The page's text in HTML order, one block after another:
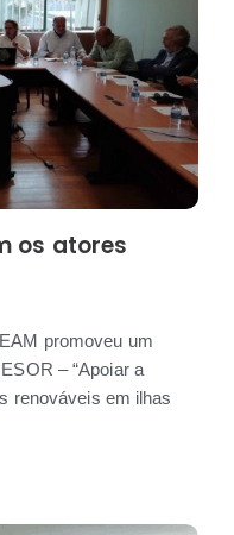
os atores
promoveu um
– “Apoiar a
renováveis em ilhas